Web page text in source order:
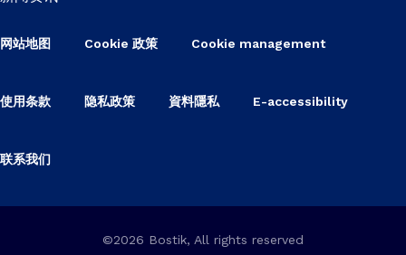
网站地图 Cookie 政策 Cookie management
使用条款 隐私政策 資料隱私 E-accessibility
联系我们
©2026 Bostik, All rights reserved